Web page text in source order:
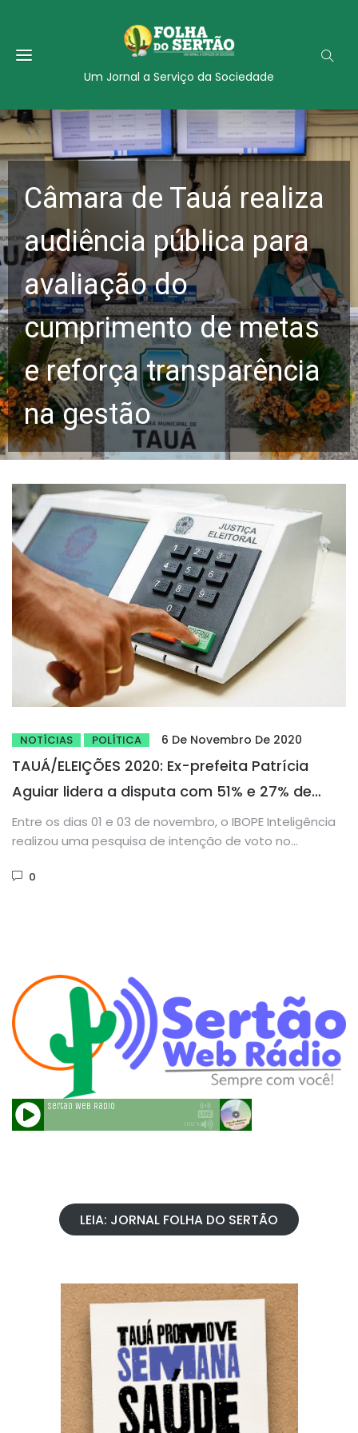
Um Jornal a Serviço da Sociedade
Câmara de Tauá realiza
audiência pública para
avaliação do
cumprimento de metas
e reforça transparência
na gestão
NOTÍCIAS POLÍTICA 6 De Novembro De 2020
TAUÁ/ELEIÇÕES 2020: Ex-prefeita Patrícia
Aguiar lidera a disputa com 51% e 27% de
vantagem sobre o segundo colocado
Entre os dias 01 e 03 de novembro, o IBOPE Inteligência
realizou uma pesquisa de intenção de voto no...
0
LEIA: JORNAL FOLHA DO SERTÃO